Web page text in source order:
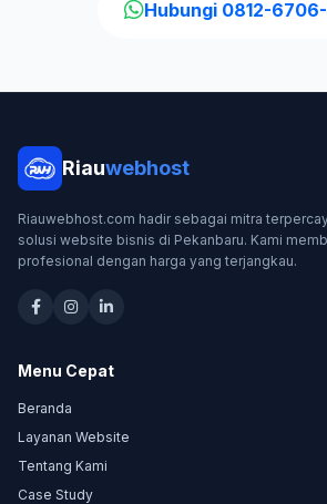
Hubungi 0812-
Riauwebhost
Riauwebhost.com hadir sebagai mitra
solusi website bisnis di Pekanbaru. Kami
profesional dengan harga yang terjangkau.
Menu Cepat
Beranda
Layanan Website
Tentang Kami
Case Study